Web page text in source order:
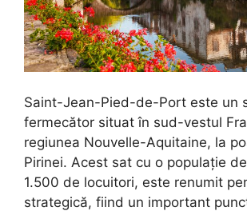
Saint-Jean-Pied-de-Port este un
fermecător situat în sud-vestul
regiunea Nouvelle-Aquitaine, la
Pirinei. Acest sat cu o populație
1.500 de locuitori, este renumit
strategică, fiind un important